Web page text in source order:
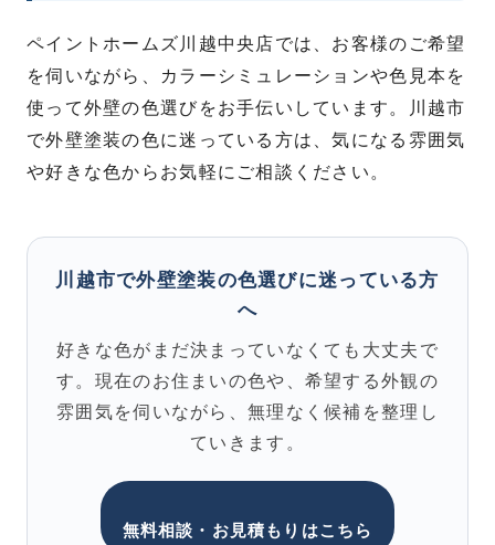
ペイントホームズ川越中央店では、お客様のご希望
を伺いながら、カラーシミュレーションや色見本を
使って外壁の色選びをお手伝いしています。川越市
で外壁塗装の色に迷っている方は、気になる雰囲気
や好きな色からお気軽にご相談ください。
川越市で外壁塗装の色選びに迷っている方
へ
好きな色がまだ決まっていなくても大丈夫で
す。現在のお住まいの色や、希望する外観の
雰囲気を伺いながら、無理なく候補を整理し
ていきます。
無料相談・お見積もりはこちら